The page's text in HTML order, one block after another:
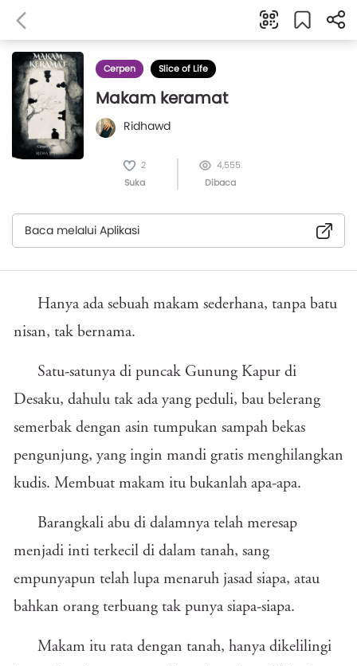
Cerpen Slice of Life
Makam keramat
Ridhawd
2
Suka
4,555
Dibaca
Baca melalui Aplikasi
Hanya ada sebuah makam sederhana, tanpa batu
nisan, tak bernama.
Satu-satunya di puncak Gunung Kapur di
Desaku, dahulu tak ada yang peduli, bau belerang
semerbak dengan asin tumpukan sampah bekas
pengunjung, yang ingin mandi gratis menghilangkan
kudis. Membuat makam itu bukanlah apa-apa.
Barangkali abu di dalamnya telah meresap
menjadi inti terkecil di dalam tanah, sang
empunyapun telah lupa menaruh jasad siapa, atau
bahkan orang terbuang tak punya siapa-siapa.
Makam itu rata dengan tanah, hanya dikelilingi